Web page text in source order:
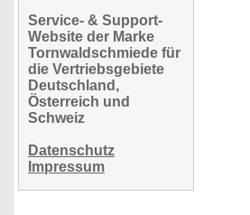
Service- & Support-
Website der Marke
Tornwaldschmiede für
die Vertriebsgebiete
Deutschland,
Österreich und
Schweiz
Datenschutz
Impressum